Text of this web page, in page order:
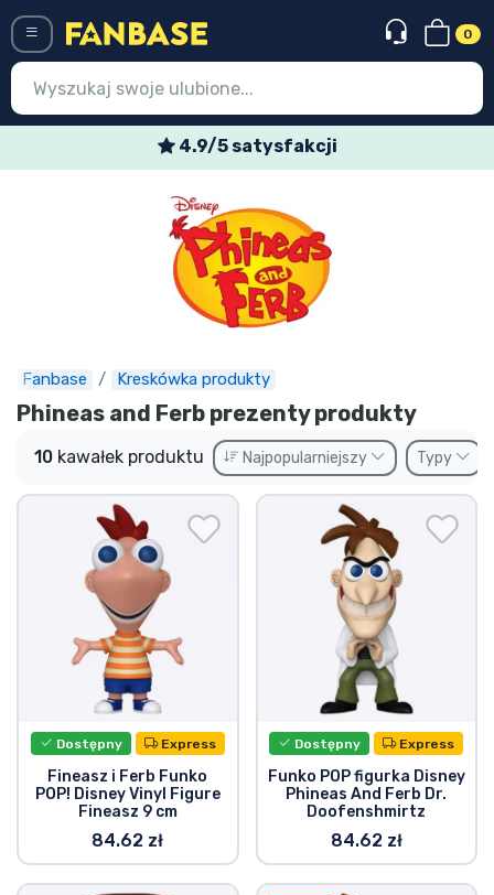
0
4.9/5 satysfakcji
Fanbase Kreskówka produkty
Phineas and Ferb prezenty produkty
10 kawałek produktu Najpopularniejszy Typy
Dostępny Express
Fineasz i Ferb Funko
POP! Disney Vinyl Figure
Fineasz 9 cm
84.62 zł
Dostępny Express
Funko POP figurka Disney
Phineas And Ferb Dr.
Doofenshmirtz
84.62 zł
Wejście
Najnowsze rzeczy
Oferty specjalne
Przedsprzedaż
Outlet produkty
Wysyłka i płatność
Rzeczy seryjne
Rzeczy filmowe
Wspaniałe rzeczy
Rzeczy z anime
Rzeczy dla graczy
Rzeczy sportowe